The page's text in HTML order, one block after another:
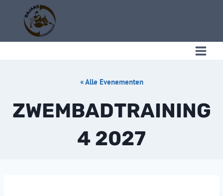
Doorgaan
« Alle Evenementen
ZWEMBADTRAINING
4 2027